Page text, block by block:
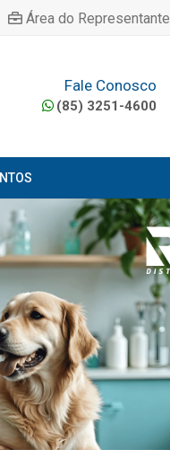
Área do Representante
Fale Conosco
(85) 3251-4600